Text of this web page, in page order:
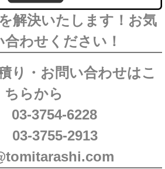
解決いたします！お気
合わせください！
り・お問い合わせはこ
ちらから
3754-6228
03-3755-2913